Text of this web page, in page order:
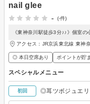
nail glee
-
(-件)
《東神奈川駅徒歩3分♪♪》個室
アクセス：JR京浜東北線 東神
◎ 本日空席あり ポイントが貯
スペシャルメニュー
初回 ◎耳ツボジュエ